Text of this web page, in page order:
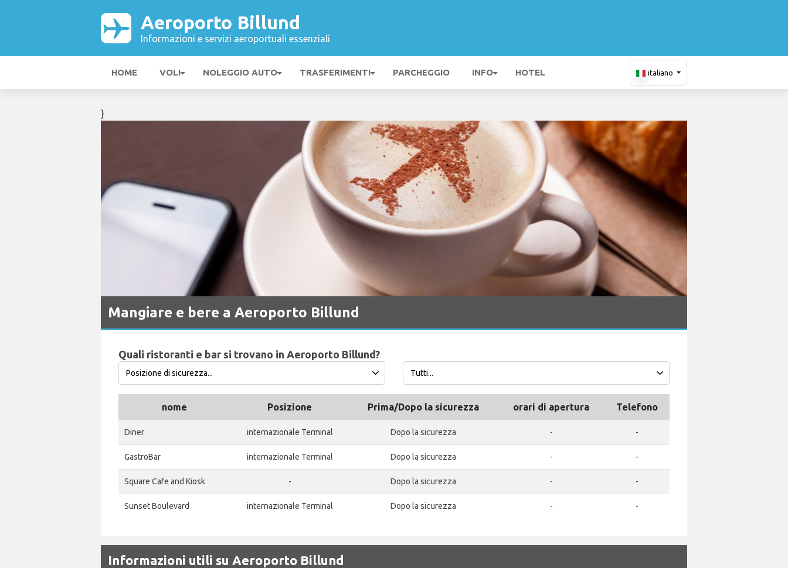
Aeroporto Billund
Informazioni e servizi aeroportuali essenziali
HOME VOLI NOLEGGIO AUTO TRASFERIMENTI PARCHEGGIO INFO HOTEL italiano
}
Mangiare e bere a Aeroporto Billund
Quali ristoranti e bar si trovano in Aeroporto Billund?
nome Posizione Prima/Dopo la sicurezza orari di apertura Telefono
Diner internazionale Terminal Dopo la sicurezza - -
GastroBar internazionale Terminal Dopo la sicurezza - -
Square Cafe and Kiosk - Dopo la sicurezza - -
Sunset Boulevard internazionale Terminal Dopo la sicurezza - -
Informazioni utili su Aeroporto Billund